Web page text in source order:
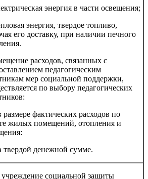
энергия в части освещения;
энергия, твердое топливо,
его доставку, при наличии печного
расходов, связанных с
педагогическим
мер социальной поддержки,
по выбору педагогических
фактических расходов по
жилых помещений, отопления и
твердой денежной сумме.
социальной защиты